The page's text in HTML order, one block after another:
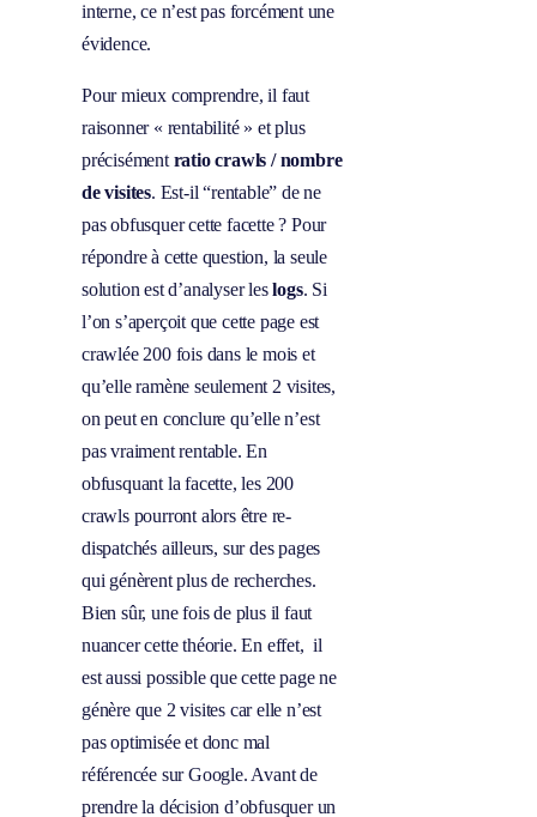
interne, ce n’est pas forcément une
évidence.
Pour mieux comprendre, il faut
raisonner « rentabilité » et plus
précisément ratio crawls / nombre
de visites. Est-il “rentable” de ne
pas obfusquer cette facette ? Pour
répondre à cette question, la seule
solution est d’analyser leslogs. Si
l’on s’aperçoit que cette page est
crawlée 200 fois dans le mois et
qu’elle ramène seulement 2 visites,
on peut en conclure qu’elle n’est
pas vraiment rentable. En
obfusquant la facette, les 200
crawls pourront alors être re-
dispatchés ailleurs, sur des pages
qui génèrent plus de recherches.
Bien sûr, une fois de plus il faut
nuancer cette théorie. En effet, il
est aussi possible que cette page ne
génère que 2 visites car elle n’est
pas optimisée et donc mal
référencée sur Google. Avant de
prendre la décision d’obfusquer un